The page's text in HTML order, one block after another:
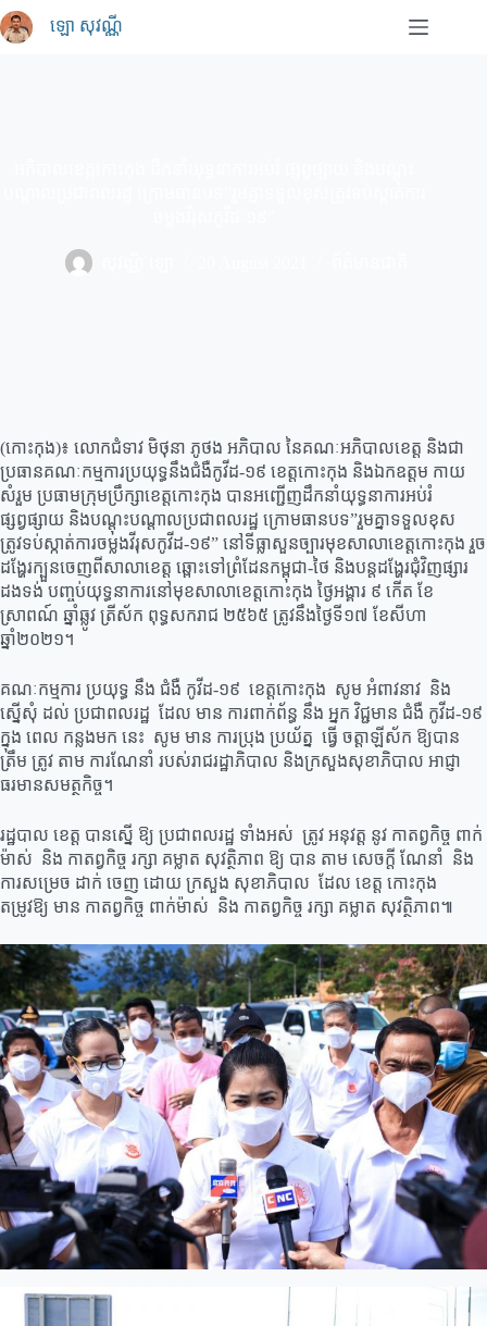
Skip
to
content
ឡោ សុវណ្ណី
(កោះកុង)៖ លោកជំទាវ មិថុនា ភូថង អភិបាល នៃគណៈអភិបាលខេត្ត និងជា
ប្រធានគណៈកម្មការប្រយុទ្ធនឹងជំងឺកូវីដ-១៩ ខេត្តកោះកុង និងឯកឧត្តម កាយ
សំរួម ប្រធាមក្រុមប្រឹក្សាខេត្តកោះកុង បានអញ្ជើញដឹកនាំយុទ្ធនាការអប់រំ
ផ្សព្វផ្សាយ និងបណ្តុះបណ្តាលប្រជាពលរដ្ឋ ក្រោមធានបទ”រួមគ្នាទទួលខុស
ត្រូវទប់ស្កាត់ការចម្លងវីរុសកូវីដ-១៩” នៅទីធ្លាសួនច្បារមុខសាលាខេត្តកោះកុង រួច
ដង្ហែរក្បួនចេញពីសាលាខេត្ត ឆ្ពោះទៅព្រំដែនកម្ពុជា-ថៃ និងបន្តដង្ហែរជុំវិញផ្សារ
ដងទង់ បញ្ចប់យុទ្ធនាការនៅមុខសាលាខេត្តកោះកុង ថ្ងៃអង្គារ ៩ កើត ខែ
ស្រាពណ៍ ឆ្នាំឆ្លូវ ត្រីស័ក ពុទ្ធសករាជ ២៥៦៥ ត្រូវនឹងថ្ងៃទី១៧ ខែសីហា
ឆ្នាំ២០២១។
គណៈកម្មការ ប្រយុទ្ធ នឹង ជំងឺ កូវីដ-១៩ ខេត្តកោះកុង សូម អំពាវនាវ និង
ស្នើសុំ ដល់ ប្រជាពលរដ្ឋ ដែល មាន ការពាក់ព័ន្ធ នឹង អ្នក វិជ្ជមាន ជំងឺ កូវីដ-១៩
ក្នុង ពេល កន្លងមក នេះ សូម មាន ការប្រុង ប្រយ័ត្ន ធ្វើ ចត្តាឡីស័ក ឱ្យបាន
ត្រឹម ត្រូវ តាម ការណែនាំ របស់រាជរដ្ឋាភិបាល និងក្រសួងសុខាភិបាល អាជ្ញា
ធរមានសមត្ថកិច្ច។
រដ្ឋបាល ខេត្ត បានស្នើ ឱ្យ ប្រជាពលរដ្ឋ ទាំងអស់ ត្រូវ អនុវត្ត នូវ កាតព្វកិច្ច ពាក់
ម៉ាស់ និង កាតព្វកិច្ច រក្សា គម្លាត សុវត្ថិភាព ឱ្យ បាន តាម សេចក្តី ណែនាំ និង
ការសម្រេច ដាក់ ចេញ ដោយ ក្រសួង សុខាភិបាល ដែល ខេត្ត កោះកុង
តម្រូវឱ្យ មាន កាតព្វកិច្ច ពាក់ម៉ាស់ និង កាតព្វកិច្ច រក្សា គម្លាត សុវត្ថិភាព៕